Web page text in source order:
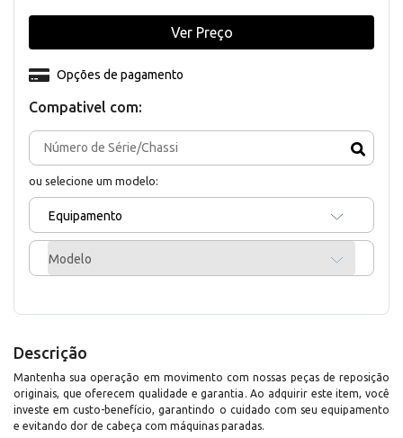
Compativel com:
ou selecione um modelo:
Equipamento
Modelo
Opções de pagamento
Ver Preço
Descrição
Mantenha sua operação em movimento com nossas peças de reposição
originais, que oferecem qualidade e garantia. Ao adquirir este item, você
investe em custo-benefício, garantindo o cuidado com seu equipamento
e evitando dor de cabeça com máquinas paradas.